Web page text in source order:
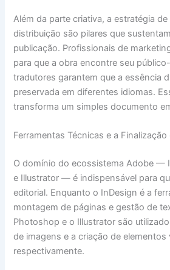
Além da parte criativa, a estratégia
distribuição são pilares que
publicação. Profissionais de
para que a obra encontre seu
tradutores garantem que a essência
preservada em diferentes idiomas.
transforma um simples documento
Ferramentas Técnicas e a Finalização
O domínio do ecossistema Adobe —
e Illustrator — é indispensável para
editorial. Enquanto o InDesign é a
montagem de páginas e gestão de
Photoshop e o Illustrator são
de imagens e a criação de elementos
respectivamente.